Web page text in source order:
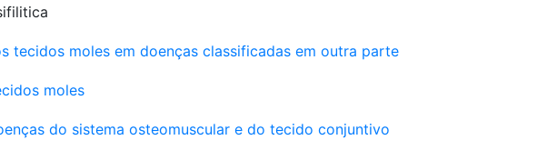
tecidos moles em doenças classificadas em outra parte
moles
do sistema osteomuscular e do tecido conjuntivo